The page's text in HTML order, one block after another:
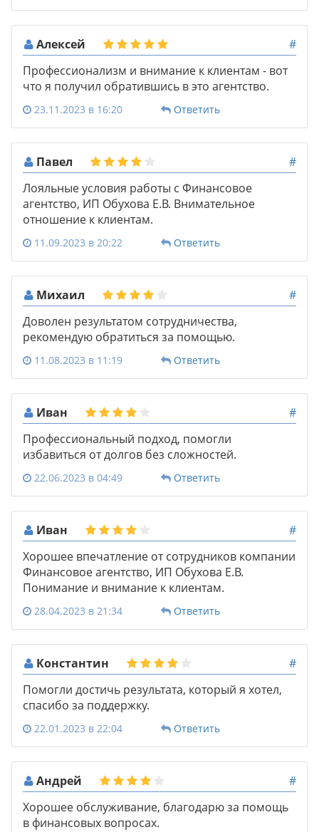
Алексей
#
Профессионализм и внимание к клиентам - вот
что я получил обратившись в это агентство.
23.11.2023 в 16:20 Ответить
Павел
#
Лояльные условия работы с Финансовое
агентство, ИП Обухова Е.В. Внимательное
отношение к клиентам.
11.09.2023 в 20:22 Ответить
Михаил
#
Доволен результатом сотрудничества,
рекомендую обратиться за помощью.
11.08.2023 в 11:19 Ответить
Иван
#
Профессиональный подход, помогли
избавиться от долгов без сложностей.
22.06.2023 в 04:49 Ответить
Иван
#
Хорошее впечатление от сотрудников компании
Финансовое агентство, ИП Обухова Е.В.
Понимание и внимание к клиентам.
28.04.2023 в 21:34 Ответить
Константин
#
Помогли достичь результата, который я хотел,
спасибо за поддержку.
22.01.2023 в 22:04 Ответить
Андрей
#
Хорошее обслуживание, благодарю за помощь
в финансовых вопросах.